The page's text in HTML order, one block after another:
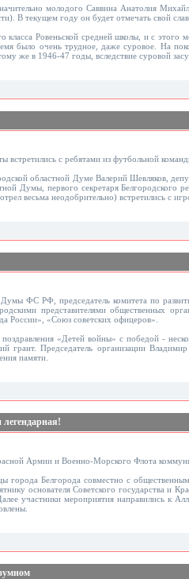
молодого Саввина Анатолия
В текущем году он будет отмечать свой
класса Ровеньской средней школы, и с
было очень трудное, даже суровое. На
же в 1946-47 годы, вследствие суровой
встретились с ребятами из футбольной
областной Думе Валерий Шевляков,
Думы, первого секретаря Белгородского
весьма неодобрительно) встретились с
Думы ФС РФ, председатель комитета по
представителями общественных
России», «Союз советских офицеров».
«Детей войны» с победой -
грант. Председатель организации
памяти.
Армии и Военно-Морского Флота
города Белгорода совместно с
основателя Советского государства
участники мероприятия направились к